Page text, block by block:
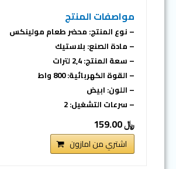
مواصفات المنتج
– نوع المنتج: محضر طعام مولينكس
– مادة الصنع: بلاستيك
– سعة المنتج: 2,4 لترات
– القوة الكهربائية: 800 واط
– اللون: ابيض
– سرعات التشغيل: 2
﷼ 159.00
اشتري من امازون